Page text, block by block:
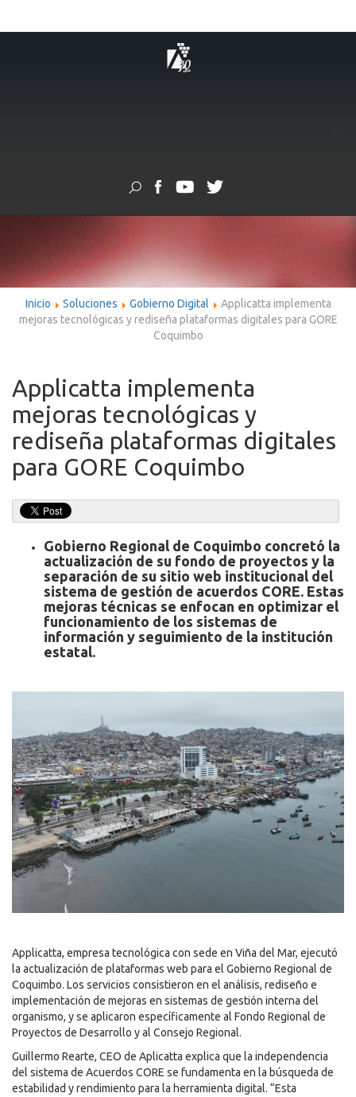
Inicio Soluciones Gobierno Digital
Applicatta implementa
mejoras tecnológicas y rediseña plataformas digitales para GORE
Coquimbo
Applicatta implementa
mejoras tecnológicas y
rediseña plataformas digitales
para GORE Coquimbo
Gobierno Regional de Coquimbo concretó la
actualización de su fondo de proyectos y la
separación de su sitio web institucional del
sistema de gestión de acuerdos CORE. Estas
mejoras técnicas se enfocan en optimizar el
funcionamiento de los sistemas de
información y seguimiento de la institución
estatal.
Applicatta, empresa tecnológica con sede en Viña del Mar, ejecutó
la actualización de plataformas web para el Gobierno Regional de
Coquimbo. Los servicios consistieron en el análisis, rediseño e
implementación de mejoras en sistemas de gestión interna del
organismo, y se aplicaron específicamente al Fondo Regional de
Proyectos de Desarrollo y al Consejo Regional.
Guillermo Rearte, CEO de Aplicatta explica que la independencia
del sistema de Acuerdos CORE se fundamenta en la búsqueda de
estabilidad y rendimiento para la herramienta digital. “Esta